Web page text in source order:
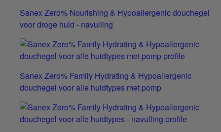
Sanex Zero% Nourishing & Hypoallergenic douchegel
voor droge huid - navulling
Sanex Zero% Family Hydrating & Hypoallergenic
douchegel voor alle huidtypes met pomp